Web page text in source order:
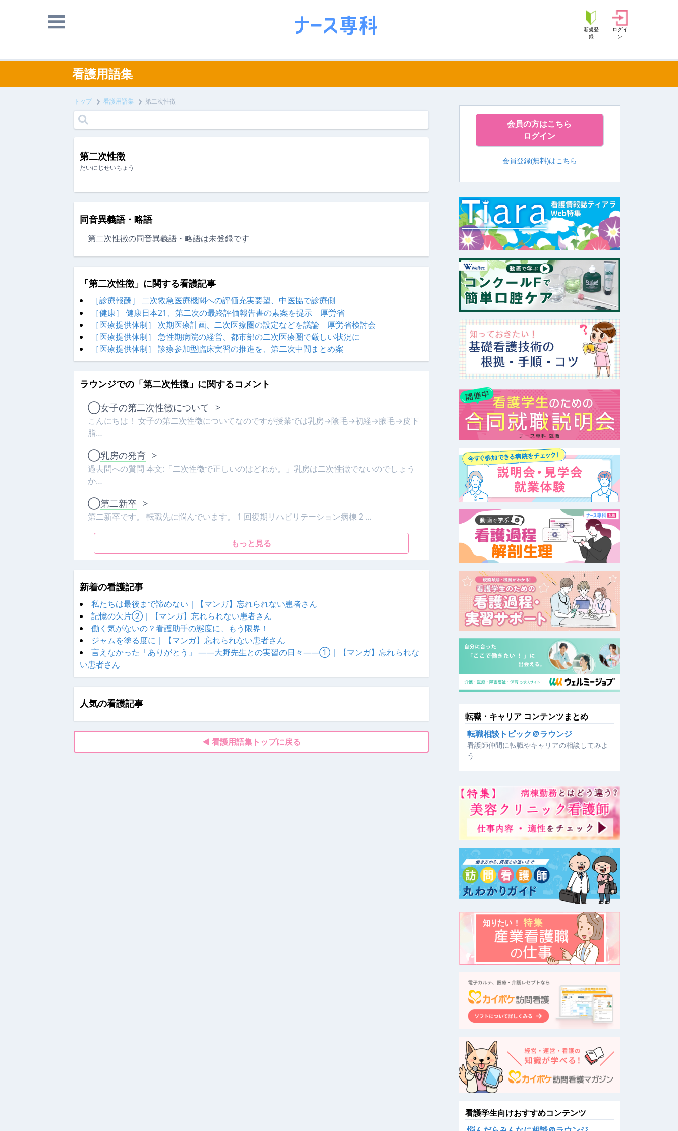
新規登
録
ログイ
ン
看護用語集
トップ 看護用語集 第二次性徴
第二次性徴
だいにじせいちょう
同音異義語・略語
第二次性徴の同音異義語・略語は未登録です
「第二次性徴」に関する看護記事
［診療報酬］ 二次救急医療機関への評価充実要望、中医協で診療側
［健康］ 健康日本21、第二次の最終評価報告書の素案を提示 厚労省
［医療提供体制］ 次期医療計画、二次医療圏の設定などを議論 厚労省検討会
［医療提供体制］ 急性期病院の経営、都市部の二次医療圏で厳しい状況に
［医療提供体制］ 診療参加型臨床実習の推進を、第二次中間まとめ案
ラウンジでの「第二次性徴」に関するコメント
◯女子の第二次性徴について >
こんにちは！ 女子の第二次性徴についてなのですが授業では乳房→陰毛→初経→腋毛→皮下
脂…
◯乳房の発育 >
過去問への質問 本文:「二次性徴で正しいのはどれか。」乳房は二次性徴でないのでしょう
か…
◯第二新卒 >
第二新卒です。 転職先に悩んでいます。 1 回復期リハビリテーション病棟 2 …
もっと見る
新着の看護記事
私たちは最後まで諦めない｜【マンガ】忘れられない患者さん
記憶の欠片②｜【マンガ】忘れられない患者さん
働く気がないの？看護助手の態度に、もう限界！
ジャムを塗る度に｜【マンガ】忘れられない患者さん
言えなかった「ありがとう」 ——大野先生との実習の日々——①｜【マンガ】忘れられな
い患者さん
人気の看護記事
◀ 看護用語集トップに戻る
会員の方はこちら
ログイン
会員登録(無料)はこちら
転職・キャリア コンテンツまとめ
転職相談トピック＠ラウンジ
看護師仲間に転職やキャリアの相談してみよ
う
看護学生向けおすすめコンテンツ